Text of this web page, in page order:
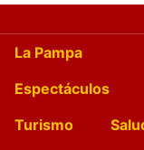
La Pampa
Espectáculos
Turismo